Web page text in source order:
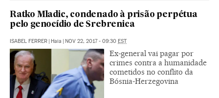
Ratko Mladic, condenado à prisão perpétua
pelo genocídio de Srebrenica
ISABEL FERRER | Haia | NOV 22, 2017 - 09:30 EST
Ex-general vai pagar por
crimes contra a humanidade
cometidos no conflito da
Bósnia-Herzegovina